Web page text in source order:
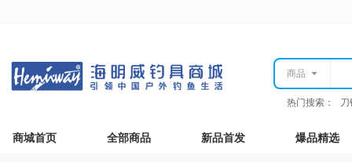
商品
热门搜索：
商城首页 全部商品 新品首发 爆品精选